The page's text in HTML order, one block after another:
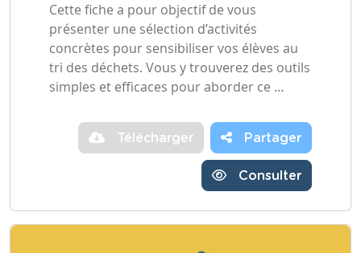
Cette fiche a pour objectif de vous
présenter une sélection d’activités
concrètes pour sensibiliser vos élèves au
tri des déchets. Vous y trouverez des outils
simples et efficaces pour aborder ce …
Télécharger Partager
Consulter